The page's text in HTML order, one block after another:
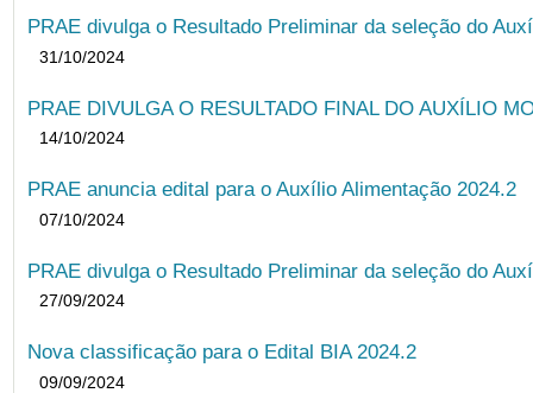
PRAE divulga o Resultado Preliminar da seleção do
31/10/2024
PRAE DIVULGA O RESULTADO FINAL DO AUXÍLIO
14/10/2024
PRAE anuncia edital para o Auxílio Alimentação 2024.2
07/10/2024
PRAE divulga o Resultado Preliminar da seleção do
27/09/2024
Nova classificação para o Edital BIA 2024.2
09/09/2024